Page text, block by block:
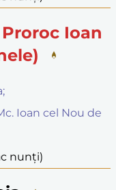
Ioan
Ioan cel Nou de
nunți)